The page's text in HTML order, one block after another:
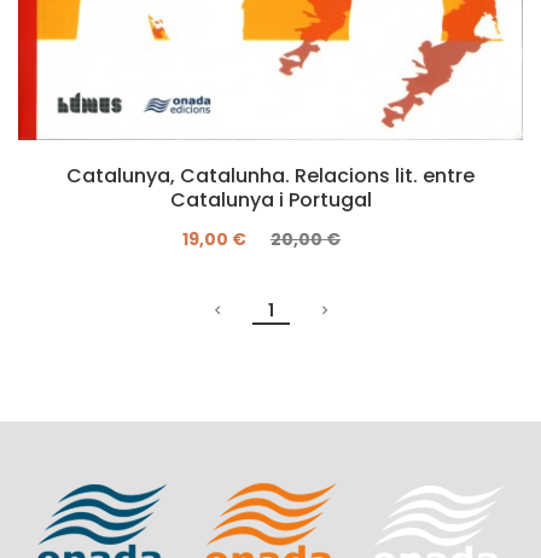
Catalunya, Catalunha. Relacions lit. entre
Catalunya i Portugal
19,00 € 20,00 €
1